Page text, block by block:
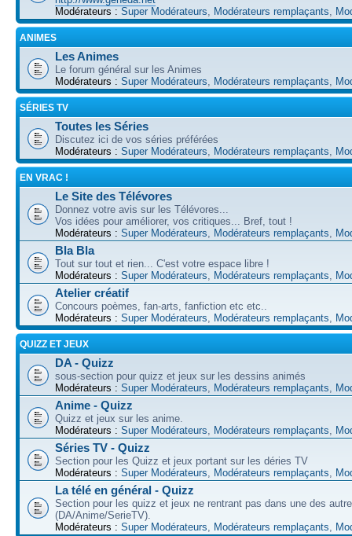
Modérateurs : Super Modérateurs Modérateurs remplaçants
ANIMES
Les Animes
Le forum général sur les Animes
Modérateurs : Super Modérateurs Modérateurs remplaçants
SÉRIES TV
Toutes les Séries
Discutez ici de vos séries préférées
Modérateurs : Super Modérateurs Modérateurs remplaçants
EN VRAC !
Le Site des Télévores
Donnez votre avis sur les Télévores...
Vos idées pour améliorer, vos critiques... Bref, tout !
Modérateurs : Super Modérateurs Modérateurs remplaçants
Bla Bla
Tout sur tout et rien... C'est votre espace libre !
Modérateurs : Super Modérateurs Modérateurs remplaçants
Atelier créatif
Concours poèmes, fan-arts, fanfiction etc etc..
Modérateurs : Super Modérateurs Modérateurs remplaçants
QUIZZ ET JEUX
DA - Quizz
sous-section pour quizz et jeux sur les dessins animés
Modérateurs : Super Modérateurs Modérateurs remplaçants
Anime - Quizz
Quizz et jeux sur les anime.
Modérateurs : Super Modérateurs Modérateurs remplaçants
Séries TV - Quizz
Section pour les Quizz et jeux portant sur les déries TV
Modérateurs : Super Modérateurs Modérateurs remplaçants
La télé en général - Quizz
Section pour les quizz et jeux ne rentrant pas dans une des
(DA/Anime/SerieTV).
Modérateurs : Super Modérateurs Modérateurs remplaçants